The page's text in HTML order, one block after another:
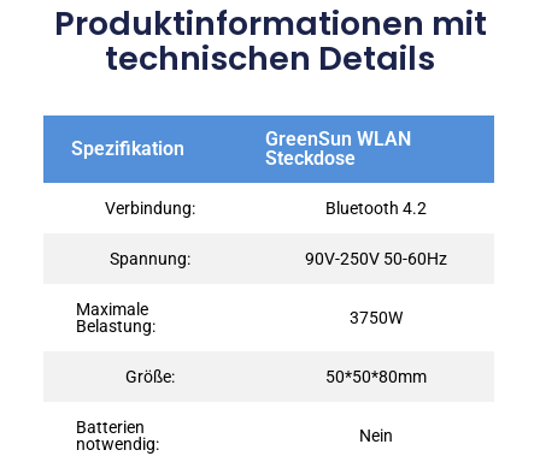
Produktinformationen mit
technischen Details
Spezifikation
GreenSun WLAN
Steckdose
Verbindung: Bluetooth 4.2
Spannung: 90V-250V 50-60Hz
Maximale
Belastung:
3750W
Größe: 50*50*80mm
Batterien
notwendig:
Nein